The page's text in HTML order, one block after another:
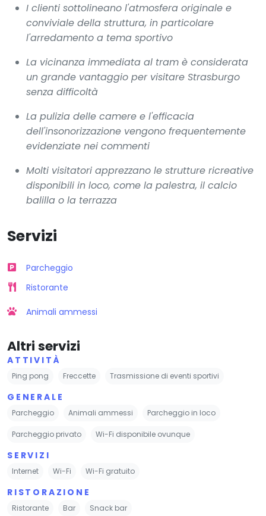
I clienti sottolineano l'atmosfera originale e
conviviale della struttura, in particolare
l'arredamento a tema sportivo
La vicinanza immediata al tram è considerata
un grande vantaggio per visitare Strasburgo
senza difficoltà
La pulizia delle camere e l'efficacia
dell'insonorizzazione vengono frequentemente
evidenziate nei commenti
Molti visitatori apprezzano le strutture ricreative
disponibili in loco, come la palestra, il calcio
balilla o la terrazza
Servizi
Parcheggio
Ristorante
Animali ammessi
Altri servizi
ATTIVITÀ
Ping pong Freccette Trasmissione di eventi sportivi
GENERALE
Parcheggio Animali ammessi Parcheggio in loco
Parcheggio privato Wi-Fi disponibile ovunque
SERVIZI
Internet Wi-Fi Wi-Fi gratuito
RISTORAZIONE
Ristorante Bar Snack bar